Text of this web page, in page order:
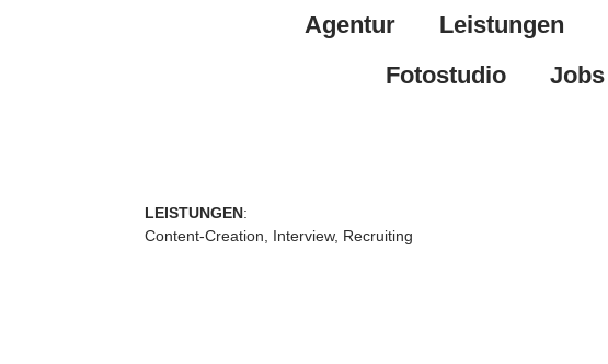
Agentur Leistungen
Fotostudio
Jobs
LEISTUNGEN:
Content-Creation, Interview, Recruiting